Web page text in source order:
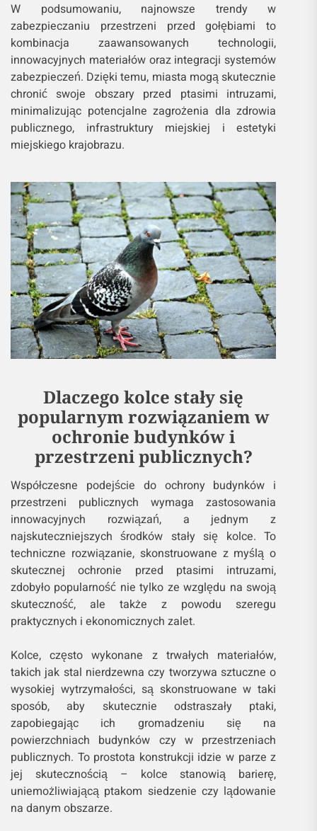
W podsumowaniu, najnowsze trendy w
zabezpieczaniu przestrzeni przed gołębiami to
kombinacja zaawansowanych technologii,
innowacyjnych materiałów oraz integracji systemów
zabezpieczeń. Dzięki temu, miasta mogą skutecznie
chronić swoje obszary przed ptasimi intruzami,
minimalizując potencjalne zagrożenia dla zdrowia
publicznego, infrastruktury miejskiej i estetyki
miejskiego krajobrazu.
Dlaczego kolce stały się
popularnym rozwiązaniem w
ochronie budynków i
przestrzeni publicznych?
Współczesne podejście do ochrony budynków i
przestrzeni publicznych wymaga zastosowania
innowacyjnych rozwiązań, a jednym z
najskuteczniejszych środków stały się kolce. To
techniczne rozwiązanie, skonstruowane z myślą o
skutecznej ochronie przed ptasimi intruzami,
zdobyło popularność nie tylko ze względu na swoją
skuteczność, ale także z powodu szeregu
praktycznych i ekonomicznych zalet.
Kolce, często wykonane z trwałych materiałów,
takich jak stal nierdzewna czy tworzywa sztuczne o
wysokiej wytrzymałości, są skonstruowane w taki
sposób, aby skutecznie odstraszały ptaki,
zapobiegając ich gromadzeniu się na
powierzchniach budynków czy w przestrzeniach
publicznych. To prostota konstrukcji idzie w parze z
jej skutecznością – kolce stanowią barierę,
uniemożliwiającą ptakom siedzenie czy lądowanie
na danym obszarze.